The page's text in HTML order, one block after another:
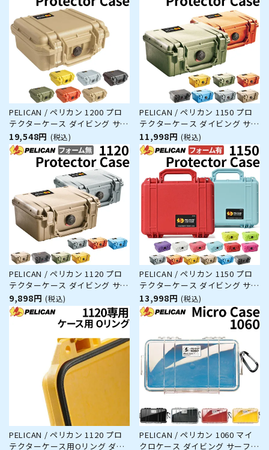
PELICAN / ペリカン 1200 プロ
テクターケース ダイビング サー
フィン アウトドア キャンプ 釣
り カメラ 精密機器 防水 防塵 耐
衝撃
19,548円 (税込)
PELICAN / ペリカン 1150 プロ
テクターケース ダイビング サー
フィン アウトドア キャンプ 釣
り カメラ 精密機器 防水 防塵 耐
衝撃
11,998円 (税込)
PELICAN / ペリカン 1120 プロ
テクターケース ダイビング サー
フィン アウトドア キャンプ 釣
り カメラ 精密機器 防水 防塵 耐
衝撃
9,898円 (税込)
PELICAN / ペリカン 1150 プロ
テクターケース ダイビング サー
フィン アウトドア キャンプ 釣
り カメラ 精密機器 防水 防塵 耐
衝撃
13,998円 (税込)
PELICAN / ペリカン 1120 プロ
テクターケース用Oリング ダイ
PELICAN / ペリカン 1060 マイ
クロケース ダイビング サーフィ